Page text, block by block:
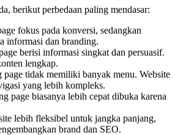
berikut perbedaan paling mendasar:
fokus pada konversi, sedangkan
informasi dan branding.
berisi informasi singkat dan persuasif.
lengkap.
tidak memiliki banyak menu. Website
yang lebih kompleks.
page biasanya lebih cepat dibuka karena
lebih fleksibel untuk jangka panjang,
brand dan SEO.